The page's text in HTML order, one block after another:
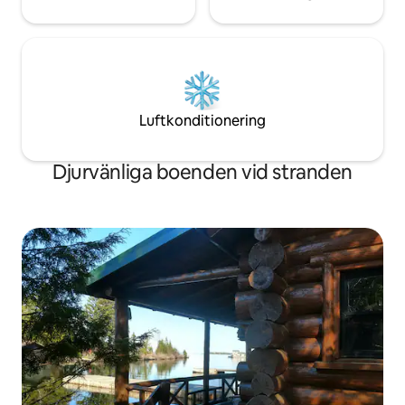
Luftkonditionering
Djurvänliga boenden vid stranden